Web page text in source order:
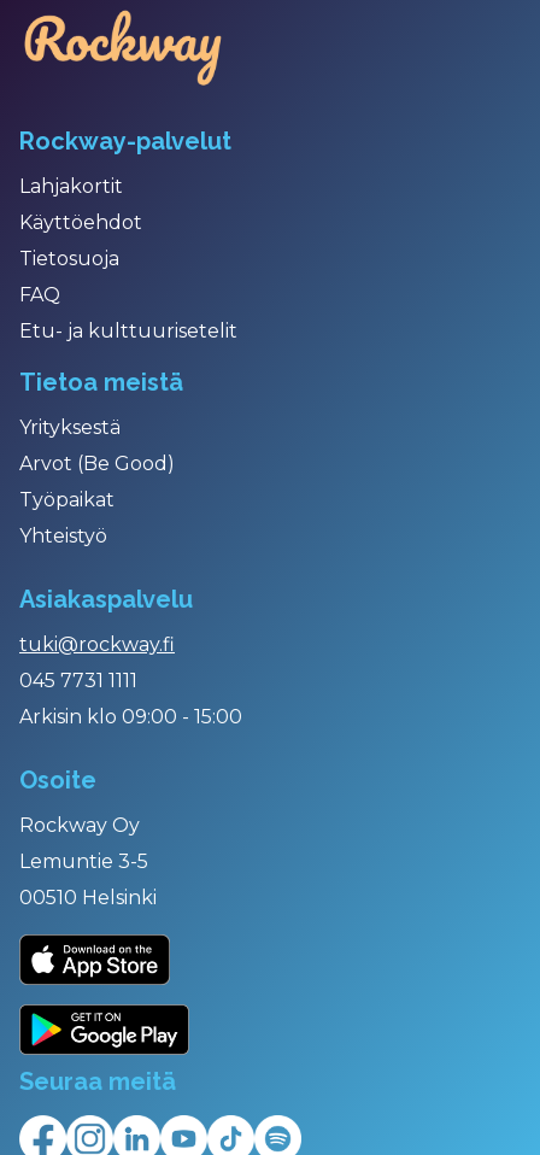
Rockway-palvelut
Lahjakortit
Käyttöehdot
Tietosuoja
FAQ
Etu- ja kulttuurisetelit
Tietoa meistä
Yrityksestä
Arvot (Be Good)
Työpaikat
Yhteistyö
Asiakaspalvelu
tuki@rockway.fi
045 7731 1111
Arkisin klo 09:00 - 15:00
Osoite
Rockway Oy
Lemuntie 3-5
00510 Helsinki
Seuraa meitä